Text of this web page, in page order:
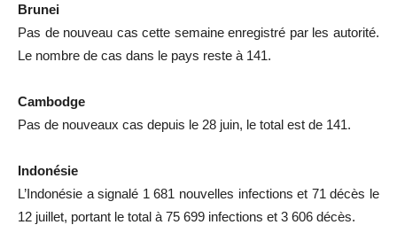
Brunei
Pas de nouveau cas cette semaine enregistré par les autorité.
Le nombre de cas dans le pays reste à 141.
Cambodge
Pas de nouveaux cas depuis le 28 juin, le total est de 141.
Indonésie
L’Indonésie a signalé 1 681 nouvelles infections et 71 décès le
12 juillet, portant le total à 75 699 infections et 3 606 décès.